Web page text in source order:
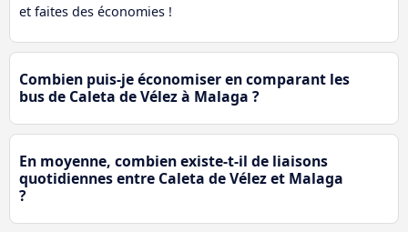
et faites des économies !
Combien puis-je économiser en comparant les
bus de Caleta de Vélez à Malaga ?
En moyenne, combien existe-t-il de liaisons
quotidiennes entre Caleta de Vélez et Malaga
?